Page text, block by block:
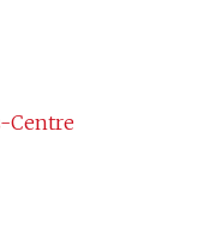
Centre